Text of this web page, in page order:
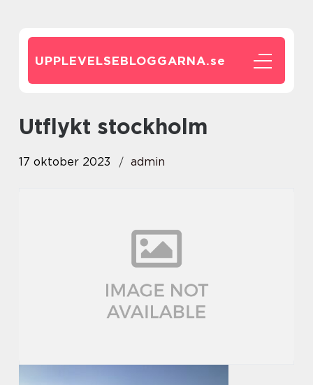
UPPLEVELSEBLOGGARNA.se
utflykt stockholm
17 oktober 2023 admin